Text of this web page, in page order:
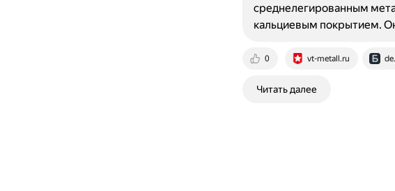
0 vt-metall.ru
среднелегированным
кальциевым покрытием.
Читать далее